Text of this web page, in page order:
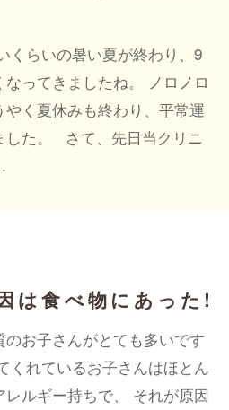
くらいの暑い夏が終わり、9
ってきましたね。 ノロノロ
く夏休みも終わり、平常運
した。 さて、先日当クリニ
は食べ物にあった!
お子さんがとても多いです
くれているお子さんはほとん
ルギー持ちで、 それが原因